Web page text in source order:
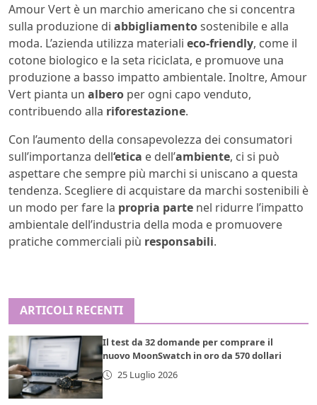
Amour Vert è un marchio americano che si concentra
sulla produzione di abbigliamentosostenibile e alla
moda. L’azienda utilizza materiali eco-friendly, come il
cotone biologico e la seta riciclata, e promuove una
produzione a basso impatto ambientale. Inoltre, Amour
Vert pianta un albero per ogni capo venduto,
contribuendo alla riforestazione.
Con l’aumento della consapevolezza dei consumatori
sull’importanza dell‘etica e dell’ambiente, ci si può
aspettare che sempre più marchi si uniscano a questa
tendenza. Scegliere di acquistare da marchi sostenibili è
un modo per fare la propria parte nel ridurre l’impatto
ambientale dell’industria della moda e promuovere
pratiche commerciali più responsabili.
ARTICOLI RECENTI
Il test da 32 domande per comprare il
nuovo MoonSwatch in oro da 570 dollari
25 Luglio 2026